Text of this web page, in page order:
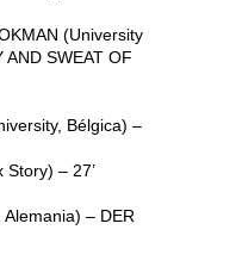
(University
SWEAT OF
Bélgica) –
– 27’
– DER